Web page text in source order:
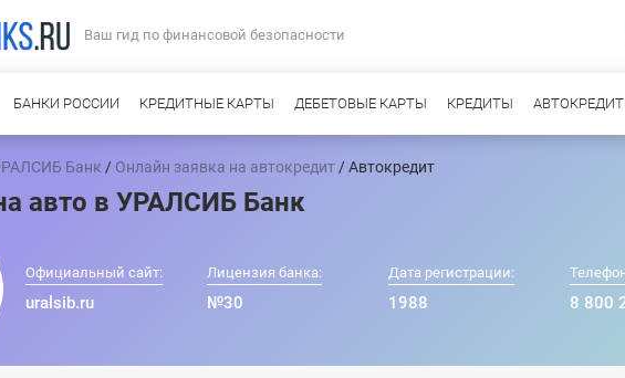
Ваш гид по финансовой безопасности
БАНКИ РОССИИ КРЕДИТНЫЕ КАРТЫ ДЕБЕТОВЫЕ КАРТЫ КРЕДИТЫ
Банк / Онлайн заявка на автокредит / Автокредит
авто в УРАЛСИБ Банк
Официальный сайт:
uralsib.ru
Лицензия банка:
№30
Дата регистрации:
1988 8 800